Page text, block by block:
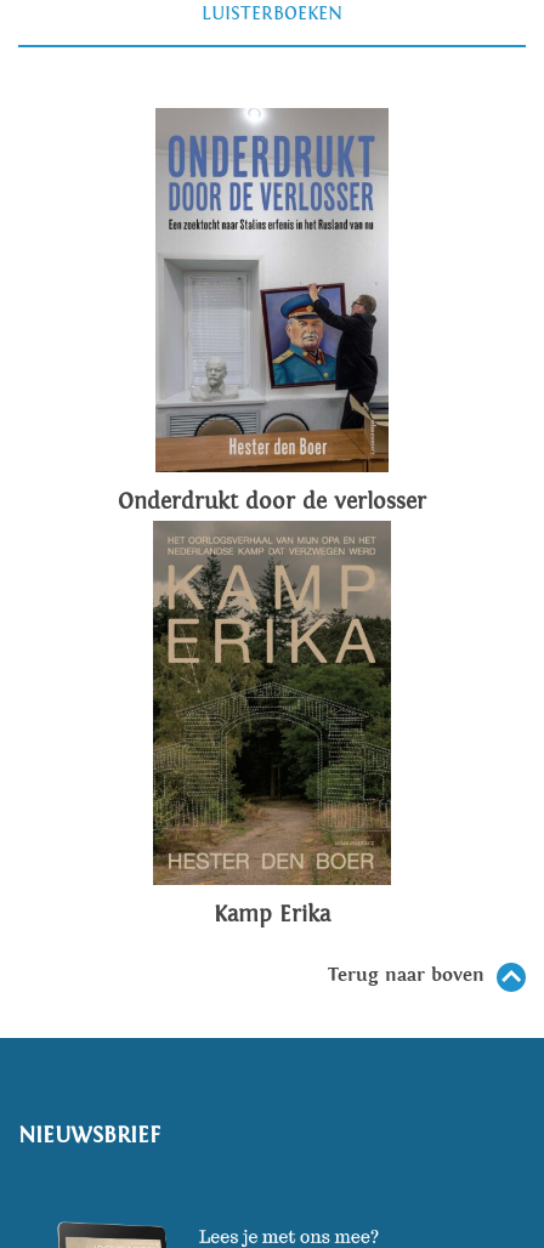
LUISTERBOEKEN
Onderdrukt door de verlosser
Kamp Erika
Terug naar boven
NIEUWSBRIEF